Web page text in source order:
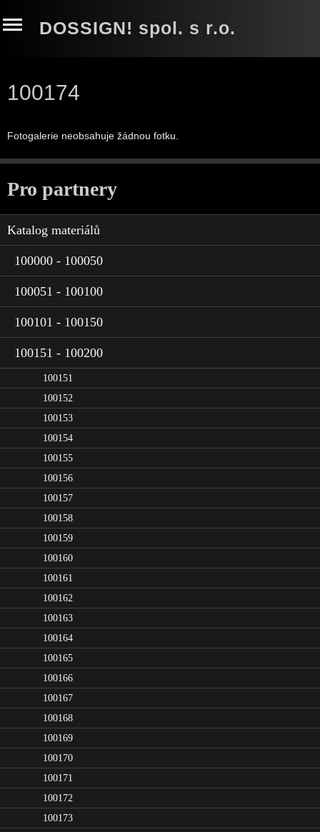
DOSSIGN! spol. s r.o.
100174
Fotogalerie neobsahuje žádnou fotku.
Pro partnery
Katalog materiálů
100000 - 100050
100051 - 100100
100101 - 100150
100151 - 100200
100151
100152
100153
100154
100155
100156
100157
100158
100159
100160
100161
100162
100163
100164
100165
100166
100167
100168
100169
100170
100171
100172
100173